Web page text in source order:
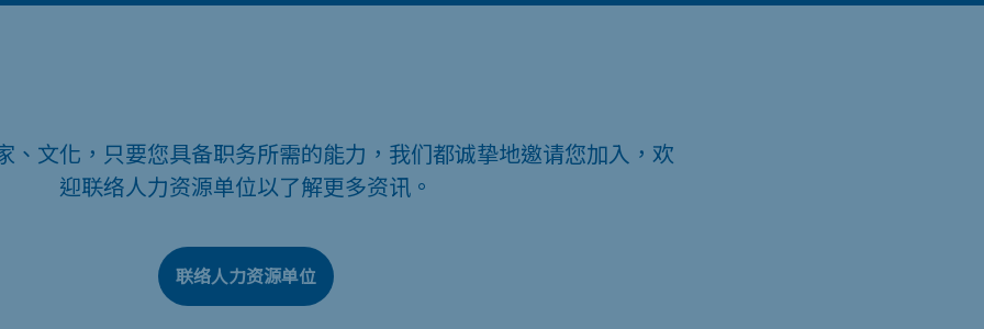
、文化，只要您具备职务所需的能力，我们都诚挚地邀请您加入，欢
迎联络人力资源单位以了解更多资讯。
联络人力资源单位